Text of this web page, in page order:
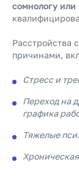
сомнологу или
Расстройства
причинами,
Стресс и
Переход на
графика
Тяжелые